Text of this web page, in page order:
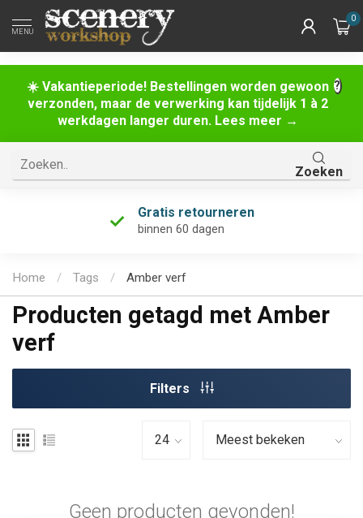
☀️ Vakantieperiode! Bestellingen worden gewoon
verzonden, maar de verwerking kan tijdelijk 1 à 2
werkdagen langer duren. Lees meer →
MENU
0
Zoeken
Gratis retourneren
binnen 60 dagen
Home / Tags / Amber verf
Producten getagd met Amber
verf
Filters
Geen producten gevonden!